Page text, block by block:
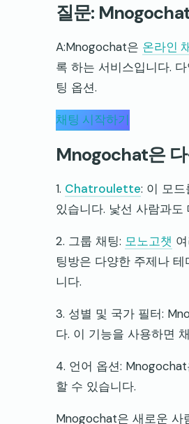
질문:
A:Mnogochat은 온라인
록 하는 서비스입니다.
팅 옵션.
채팅 시작하기
Mnogochat은
1. Chatroulette: 이 모
있습니다. 낯선 사람과
2. 그룹 채팅: 모노고챗
팅방은 다양한 주제나
니다.
3. 성별 및 국가 필터:
다. 이 기능을 사용하면
4. 언어 옵션:
할 수 있습니다.
Mnogochat은 새로운 사